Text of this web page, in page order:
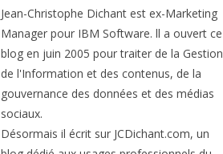
Jean-Christophe Dichant est ex-Marketing
Manager pour IBM Software. ll a ouvert ce
blog en juin 2005 pour traiter de la Gestion
de l'Information et des contenus, de la
gouvernance des données et des médias
sociaux.
Désormais il écrit sur JCDichant.com, un